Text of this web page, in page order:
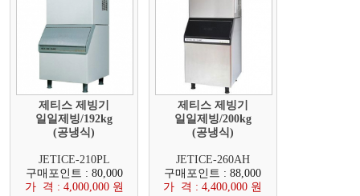
제티스 제빙기
일일제빙/192kg
(공냉식)
JETICE-210PL
구매포인트 : 80,000
가 격 : 4,000,000 원
제티스 제빙기
일일제빙/200kg
(공냉식)
JETICE-260AH
구매포인트 : 88,000
가 격 : 4,400,000 원